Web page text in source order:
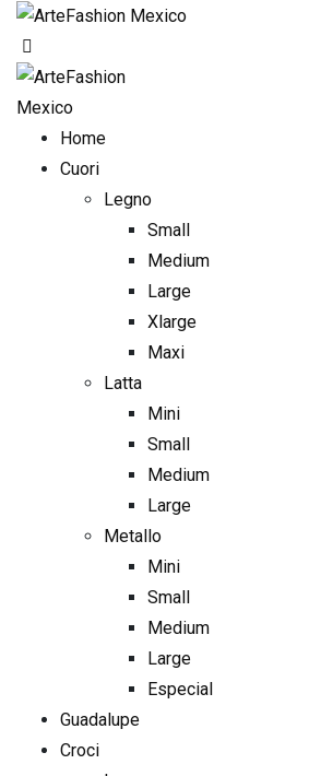
Skip
content
Home
Cuori
Legno
Small
Medium
Large
Xlarge
Maxi
Latta
Mini
Small
Medium
Large
Metallo
Mini
Small
Medium
Large
Especial
Guadalupe
Croci